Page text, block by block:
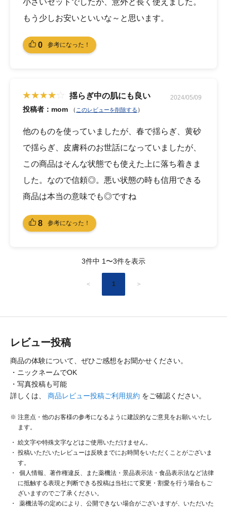
もう少しお安いといいな～と思います。
0 参考になった！
揺らぎ中の肌にも良い 2024/05/09
投稿者：mom （ このレビューを削除する ）
他のものを使っていましたが、春で揺らぎ、黄砂
で揺らぎ、皮膚科のお世話になっていましたが、
この商品はそんな状態でも使えた上に落ち着きま
した。なので信頼◎。悪い状態の時も信用できる
商品は本当の意味でも◎ですね
8 参考になった！
3件中 1〜3件を表示
＜ 1 ＞
レビュー投稿
商品の体験について、ぜひご感想をお聞かせください。
・ニックネームでOK
・写真投稿も可能
詳しくは、 商品レビュー投稿ご利用規約 をご確認ください。
注意点・他のお客様の参考になるように建設的なご意見をお願いいたし
ます。
絵文字や特殊文字などはご使用いただけません。
投稿いただいたレビューは反映までにお時間をいただくことがございま
す。
個人情報、著作権違反、また薬機法・景品表示法・食品表示法など法律
に抵触する表現と判断できる投稿は当社にて変更・割愛を行う場合もご
ざいますのでご了承ください。
薬機法等の定めにより、公開できない場合がございますが、いただいた